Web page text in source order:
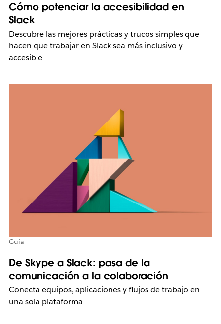
Cómo potenciar la accesibilidad en
Slack
Descubre las mejores prácticas y trucos simples que
hacen que trabajar en Slack sea más inclusivo y
accesible
Guía
De Skype a Slack: pasa de la
comunicación a la colaboración
Conecta equipos, aplicaciones y flujos de trabajo en
una sola plataforma